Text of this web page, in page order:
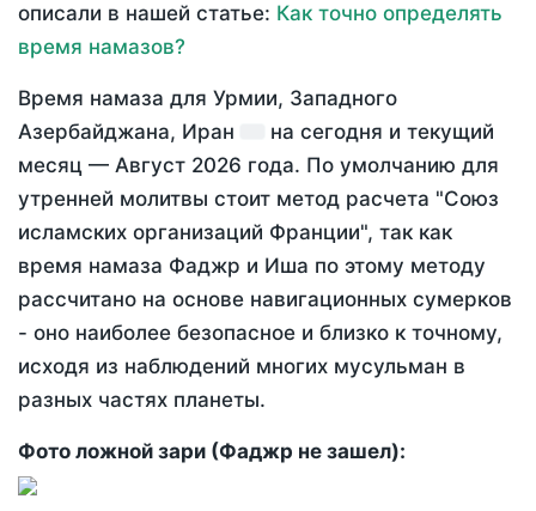
описали в нашей статье: Как точно определять
время намазов?
Время намаза для Урмии, Западного
Азербайджана, Иран
на сегодня и текущий
месяц — Август 2026 года. По умолчанию для
утренней молитвы стоит метод расчета "Союз
исламских организаций Франции", так как
время намаза Фаджр и Иша по этому методу
рассчитано на основе навигационных сумерков
- оно наиболее безопасное и близко к точному,
исходя из наблюдений многих мусульман в
разных частях планеты.
Фото ложной зари (Фаджр не зашел):